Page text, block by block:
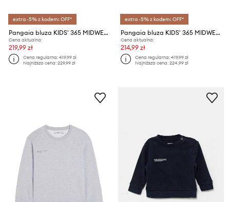
extra -5% z kodem: OFF*
Pangaia bluza KIDS' 365 MIDWEIGHT HOODIE
Cena aktualna:
219,99 zł
Cena regularna:419,99 zł
Najniższa cena:229,99 zł
extra -5% z kodem: OFF*
Pangaia bluza KIDS' 365 MIDWEIGHT HOODIE
Cena aktualna:
214,99 zł
Cena regularna:419,99 zł
Najniższa cena:224,99 zł